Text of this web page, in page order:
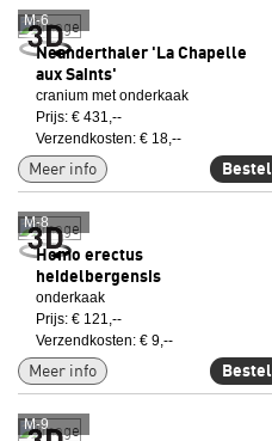
M-6
Neanderthaler 'La Chapelle
aux Saints'
cranium met onderkaak
Prijs: € 431,--
Verzendkosten: € 18,--
Bestel
Meer info
M-8
Homo erectus
heidelbergensis
onderkaak
Prijs: € 121,--
Verzendkosten: € 9,--
Bestel
Meer info
M-9